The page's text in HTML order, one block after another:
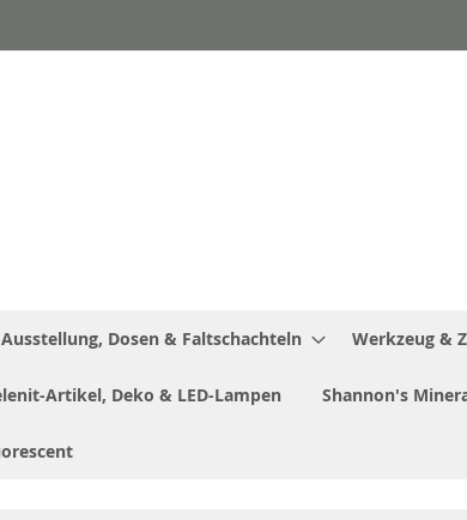
Ausstellung, Dosen & Faltschachteln Werkzeug &
Artikel, Deko & LED-Lampen Shannon's